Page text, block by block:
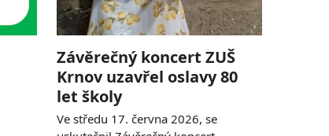
Závěrečný koncert ZUŠ
Krnov uzavřel oslavy 80
let školy
Ve středu 17. června 2026, se